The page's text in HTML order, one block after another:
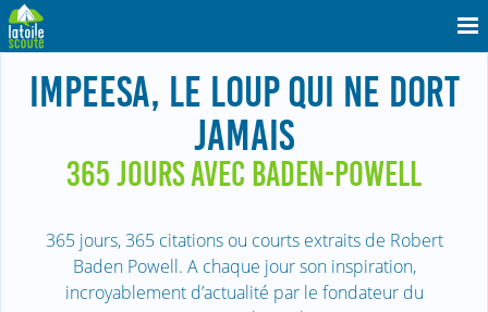
IMPEESA, LE LOUP QUI NE DORT
JAMAIS
365 JOURS AVEC BADEN-POWELL
365 jours, 365 citations ou courts extraits de Robert
Baden Powell. A chaque jour son inspiration,
incroyablement d’actualité par le fondateur du